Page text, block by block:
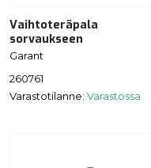
Vaihtoteräpala
sorvaukseen
Garant
260761
Varastotilanne: Varastossa